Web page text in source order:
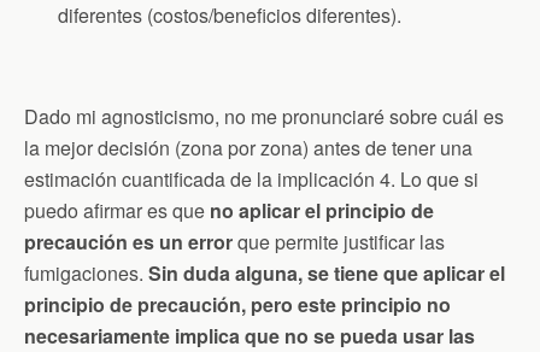
diferentes (costos/beneficios diferentes).
Dado mi agnosticismo, no me pronunciaré sobre cuál es
la mejor decisión (zona por zona) antes de tener una
estimación cuantificada de la implicación 4. Lo que si
puedo afirmar es que no aplicar el principio de
precaución es un errorque permite justificar las
fumigaciones. Sin duda alguna, se tiene que aplicar el
principio de precaución, pero este principio no
necesariamente implica que no se pueda usar las